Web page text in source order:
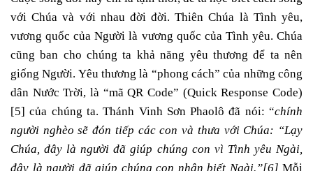
với Chúa và với nhau đời đời. Thiên Chúa là Tình yêu,
vương quốc của Người là vương quốc của Tình yêu. Chúa
cũng ban cho chúng ta khả năng yêu thương để ta nên
giống Người. Yêu thương là “phong cách” của những công
dân Nước Trời, là “mã QR Code” (Quick Response Code)
[5] của chúng ta. Thánh Vinh Sơn Phaolô đã nói: “chính
người nghèo sẽ đón tiếp các con và thưa với Chúa: “Lạy
Chúa, đây là người đã giúp chúng con vì Tình yêu Ngài,
đây là người đã giúp chúng con nhận biết Ngài.”[6] Mỗi